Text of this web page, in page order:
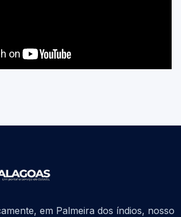
em Palmeira dos índios, nosso